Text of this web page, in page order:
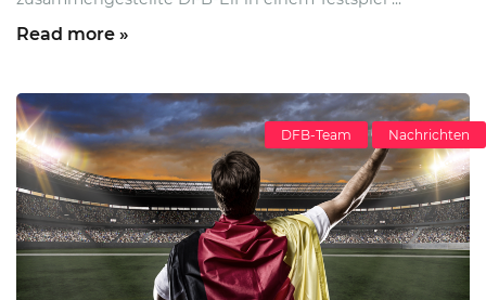
Read more »
DFB-Team Nachrichten